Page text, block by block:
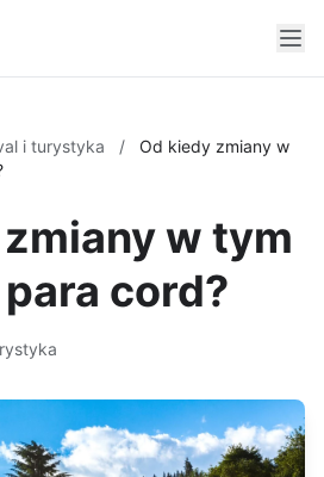
i turystyka /
Od kiedy zmiany w
w tym
cord?